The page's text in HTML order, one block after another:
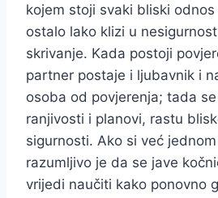
kojem stoji svaki bliski
ostalo lako klizi u
skrivanje. Kada postoji
partner postaje i ljubavnik i
osoba od povjerenja; tada
ranjivosti i planovi, rastu
sigurnosti. Ako si već
razumljivo je da se jave
vrijedi naučiti kako ponovno